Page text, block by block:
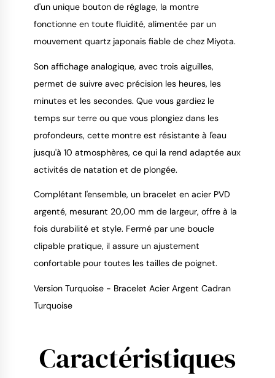
d'un unique bouton de réglage, la montre
fonctionne en toute fluidité, alimentée par un
mouvement quartz japonais fiable de chez Miyota.
Son affichage analogique, avec trois aiguilles,
permet de suivre avec précision les heures, les
minutes et les secondes. Que vous gardiez le
temps sur terre ou que vous plongiez dans les
profondeurs, cette montre est résistante à l'eau
jusqu'à 10 atmosphères, ce qui la rend adaptée aux
activités de natation et de plongée.
Complétant l'ensemble, un bracelet en acier PVD
argenté, mesurant 20,00 mm de largeur, offre à la
fois durabilité et style. Fermé par une boucle
clipable pratique, il assure un ajustement
confortable pour toutes les tailles de poignet.
Version Turquoise - Bracelet Acier Argent Cadran
Turquoise
Caractéristiques